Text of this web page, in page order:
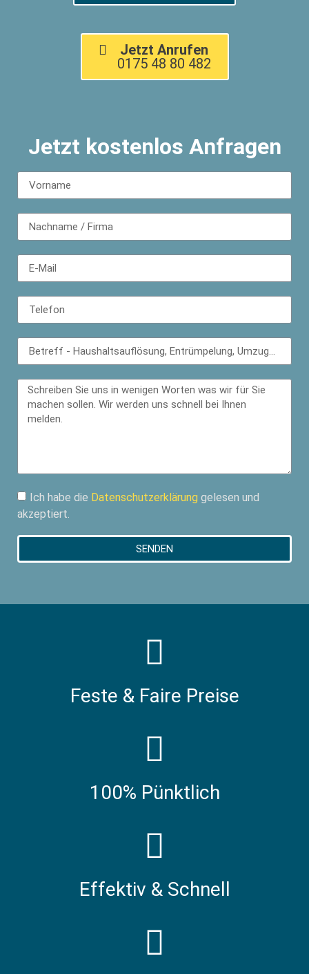
Jetzt Anrufen
0175 48 80 482
Jetzt kostenlos Anfragen
Ich habe die Datenschutzerklärung gelesen und
akzeptiert.
SENDEN
Feste & Faire Preise
100% Pünktlich
Effektiv & Schnell